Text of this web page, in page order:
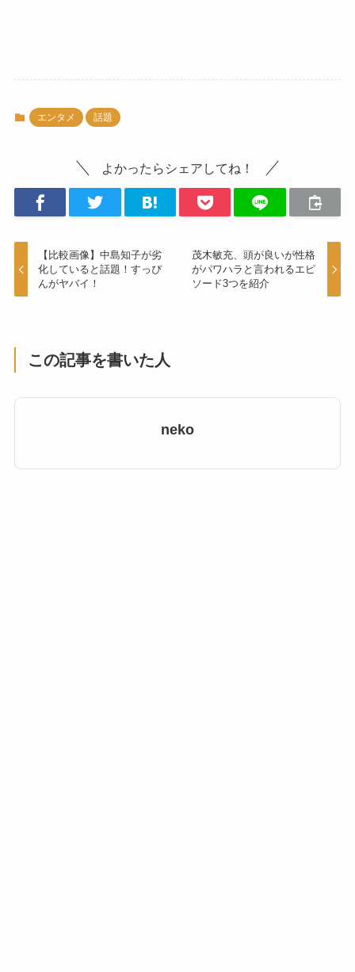
エンタメ 話題
よかったらシェアしてね！
【比較画像】中島知子が劣
化していると話題！すっぴ
んがヤバイ！
茂木敏充、頭が良いが性格
がパワハラと言われるエピ
ソード3つを紹介
この記事を書いた人
neko